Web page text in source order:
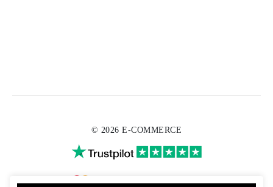
© 2026 E-COMMERCE